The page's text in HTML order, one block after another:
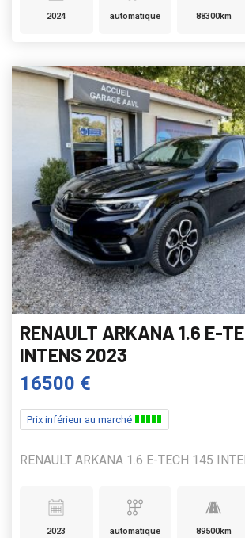
2024 automatique 88300km
RENAULT ARKANA 1.6 E-
INTENS 2023
16500 €
Prix inférieur au marché
RENAULT ARKANA 1.6 E-TECH 145
2023 automatique 89500km